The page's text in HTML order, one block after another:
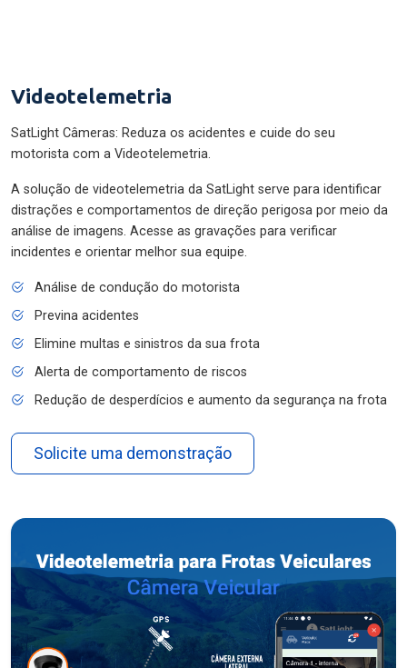
Videotelemetria
SatLight Câmeras: Reduza os acidentes e cuide do seu
motorista com a Videotelemetria.
A solução de videotelemetria da SatLight serve para identificar
distrações e comportamentos de direção perigosa por meio da
análise de imagens. Acesse as gravações para verificar
incidentes e orientar melhor sua equipe.
Análise de condução do motorista
Previna acidentes
Elimine multas e sinistros da sua frota
Alerta de comportamento de riscos
Redução de desperdícios e aumento da segurança na frota
Solicite uma demonstração